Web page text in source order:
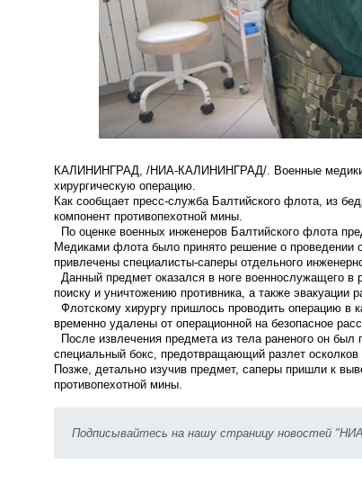
КАЛИНИНГРАД, /НИА-КАЛИНИНГРАД/. Военные
хирургическую операцию
Как сообщает пресс-служба Балтийского флота, из
компонент противопехотной мины.
По оценке военных инженеров Балтийского флота
Медиками флота было принято решение о проведении
привлечены специалисты-саперы отдельного
Данный предмет оказался в ноге военнослужащего в
поиску и уничтожению противника, а также эвакуации
Флотскому хирургу пришлось проводить операцию в
временно удалены от операционной на безопасное
После извлечения предмета из тела раненого он
специальный бокс, предотвращающий разлет
Позже, детально изучив предмет, саперы пришли к
противопехотной мины.
Подписывайтесь на нашу страницу новостей